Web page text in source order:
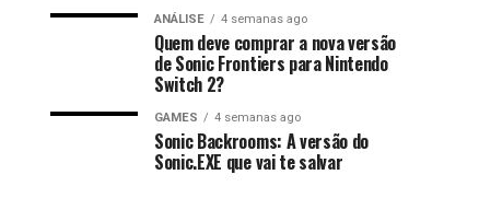
ANÁLISE 4 semanas ago
Quem deve comprar a nova versão
de Sonic Frontiers para Nintendo
Switch 2?
GAMES 4 semanas ago
Sonic Backrooms: A versão do
Sonic.EXE que vai te salvar